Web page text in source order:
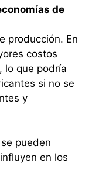
de
producción. En
costos
lo que podría
si no se
y
pueden
en los